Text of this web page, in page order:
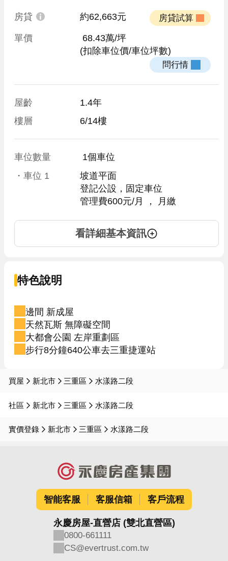
房貸 約62,663元
單價
68.43萬/坪
(扣除車位價/車位坪數)
屋齡
1.4年
樓層
6/14樓
車位數量
1個車位
・車位 1
坡道平面
登記公設，固定車位
管理費600元/月
， 月繳
看詳細基本資訊
特色說明
邊間 新成屋
天然瓦斯 無障礙空間
大都會公園 左岸重劃區
步行8分鐘640公車去三重捷運站
買屋 新北市 三重區 水漾路二段
社區 新北市 三重區 水漾路二段
實價登錄 新北市 三重區 水漾路二段
智能客服 客服信箱 客戶流程
永慶房屋-直營店 (雙北直營區)
0800-661111
CS@evertrust.com.tw